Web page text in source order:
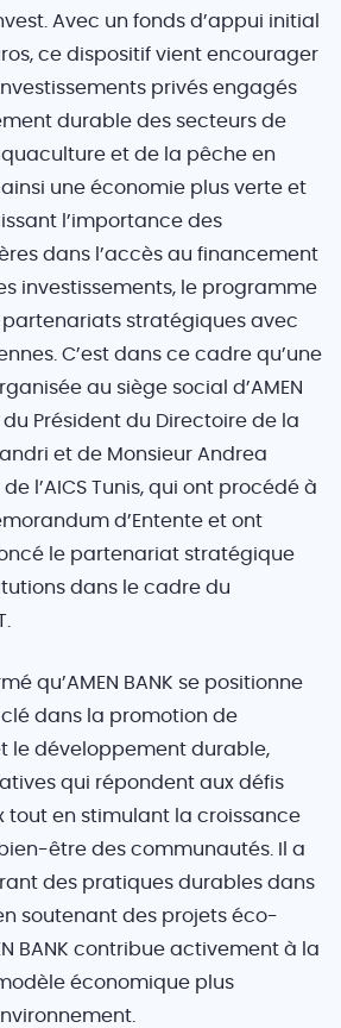
Avec un fonds d’appui initial
ce dispositif vient encourager
privés engagés
durable des secteurs de
et de la pêche en
une économie plus verte et
l’importance des
dans l’accès au financement
investissements, le programme
partenariats stratégiques avec
C’est dans ce cadre qu’une
au siège social d’AMEN
du Président du Directoire de la
et de Monsieur Andrea
l’AICS Tunis, qui ont procédé à
d’Entente et ont
le partenariat stratégique
dans le cadre du
qu’AMEN BANK se positionne
dans la promotion de
le développement durable,
qui répondent aux défis
tout en stimulant la croissance
être des communautés. Il a
des pratiques durables dans
soutenant des projets éco-
BANK contribue activement à la
économique plus